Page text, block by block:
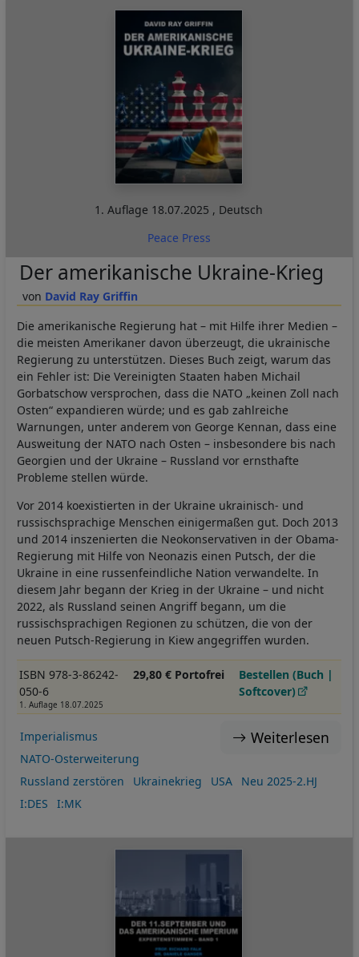
1. Auflage 18.07.2025 , Deutsch
Peace Press
David Ray Griffin
Der amerikanische Ukraine-Krieg
Die amerikanische Regierung hat – mit Hilfe ihrer Medien –
die meisten Amerikaner davon überzeugt, die ukrainische
Regierung zu unterstützen. Dieses Buch zeigt, warum das
ein Fehler ist: Die Vereinigten Staaten haben Michail
Gorbatschow versprochen, dass die NATO „keinen Zoll nach
Osten“ expandieren würde; und es gab zahlreiche
Warnungen, unter anderem von George Kennan, dass eine
Ausweitung der NATO nach Osten – insbesondere bis nach
Georgien und der Ukraine – Russland vor ernsthafte
Probleme stellen würde.
Vor 2014 koexistierten in der Ukraine ukrainisch- und
russischsprachige Menschen einigermaßen gut. Doch 2013
und 2014 inszenierten die Neokonservativen in der Obama-
Regierung mit Hilfe von Neonazis einen Putsch, der die
Ukraine in eine russenfeindliche Nation verwandelte. In
diesem Jahr begann der Krieg in der Ukraine – und nicht
2022, als Russland seinen Angriff begann, um die
russischsprachigen Regionen zu schützen, die von der
neuen Putsch-Regierung in Kiew angegriffen wurden.
ISBN 978-3-86242-
050-6
1. Auflage 18.07.2025
29,80 € Portofrei
Bestellen (Buch |
Softcover)
Weiterlesen
Imperialismus
NATO-Osterweiterung
Russland zerstören
Ukrainekrieg USA
Neu 2025-2.HJ
I:DES
I:MK